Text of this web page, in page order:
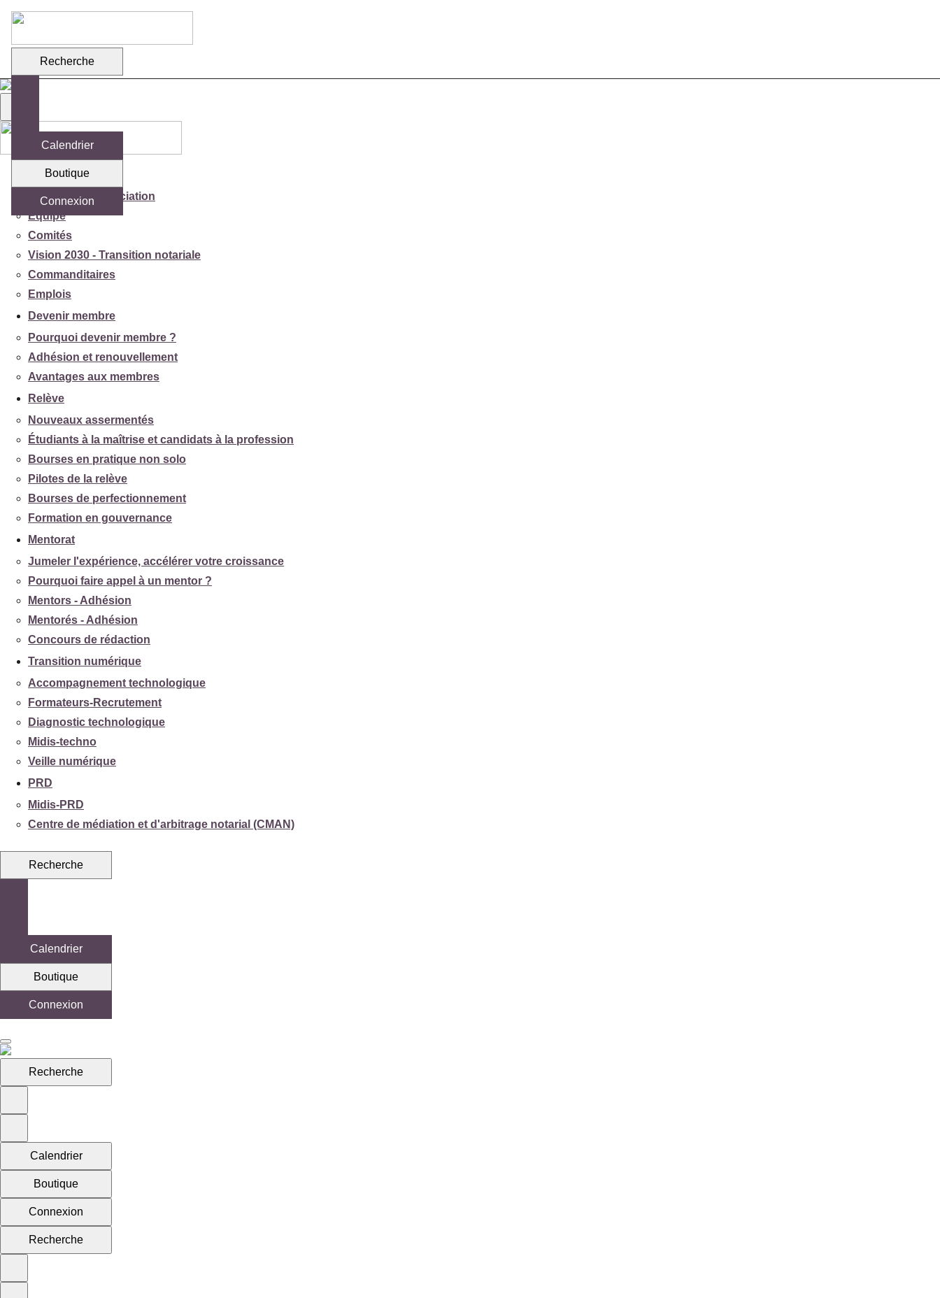
Recherche
Calendrier
Boutique
Connexion
Votre association
Mission de l'association
Équipe
Comités
Vision 2030 - Transition notariale
Commanditaires
Emplois
Devenir membre
Pourquoi devenir membre ?
Adhésion et renouvellement
Avantages aux membres
Relève
Nouveaux assermentés
Étudiants à la maîtrise et candidats à la profession
Bourses en pratique non solo
Pilotes de la relève
Bourses de perfectionnement
Formation en gouvernance
Mentorat
Jumeler l'expérience, accélérer votre croissance
Pourquoi faire appel à un mentor ?
Mentors - Adhésion
Mentorés - Adhésion
Concours de rédaction
Transition numérique
Accompagnement technologique
Formateurs-Recrutement
Diagnostic technologique
Midis-techno
Veille numérique
PRD
Midis-PRD
Centre de médiation et d'arbitrage notarial (CMAN)
Recherche
Calendrier
Boutique
Connexion
Recherche
Calendrier
Boutique
Connexion
Recherche